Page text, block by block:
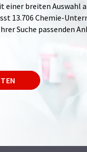
einer breiten Auswahl
13.706 Chemie-
Suche passenden